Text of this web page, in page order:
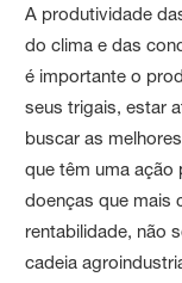
A produtividade
do clima e das
é importante o
seus trigais, estar
buscar as
que têm uma ação
doenças que mais
rentabilidade, não
cadeia